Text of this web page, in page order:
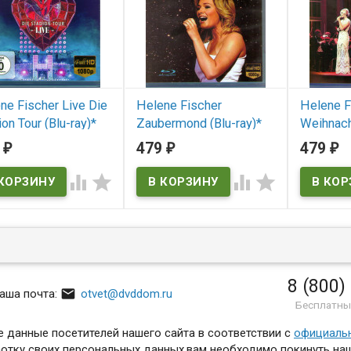
Fischer Live Die
Tour (Blu-ray)*
₽
 
Helene Fischer
Zaubermond (Blu-ray)*
В наличии
479₽
 
Helene
der
English
479 ₽
почта:  otvet@dvddom.ru 8
посетителей нашего сайта в соответствии с